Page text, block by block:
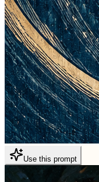
Use this prompt